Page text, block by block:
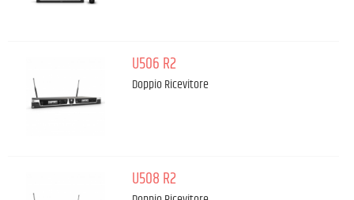
U506 R2
Doppio Ricevitore
U508 R2